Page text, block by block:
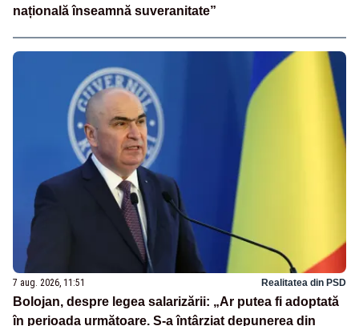
națională înseamnă suveranitate”
7 aug. 2026, 11:51 Realitatea din PSD
Bolojan, despre legea salarizării: „Ar putea fi adoptată
în perioada următoare. S-a întârziat depunerea din